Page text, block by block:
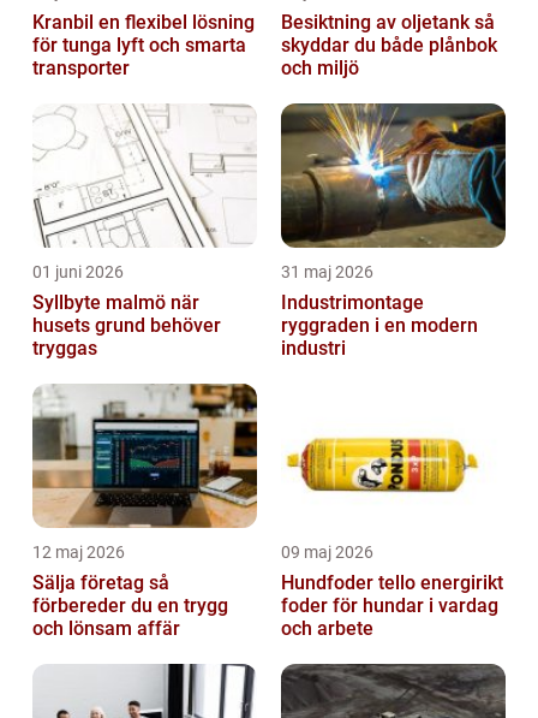
Kranbil en flexibel lösning
för tunga lyft och smarta
transporter
Besiktning av oljetank så
skyddar du både plånbok
och miljö
01 juni 2026
Syllbyte malmö när
husets grund behöver
tryggas
31 maj 2026
Industrimontage
ryggraden i en modern
industri
12 maj 2026
Sälja företag så
förbereder du en trygg
och lönsam affär
09 maj 2026
Hundfoder tello energirikt
foder för hundar i vardag
och arbete